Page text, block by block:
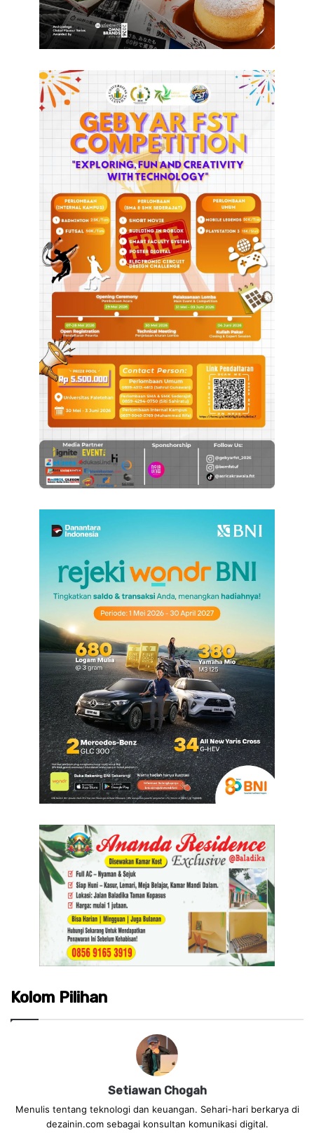
Kolom Pilihan
Setiawan Chogah
Menulis tentang teknologi dan keuangan. Sehari-hari berkarya di
dezainin.com sebagai konsultan komunikasi digital.